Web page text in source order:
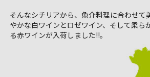
そんなシチリアから、魚介料理に合わせて
やかな白ワインとロゼワイン、そして柔ら
る赤ワインが入荷しました!!。